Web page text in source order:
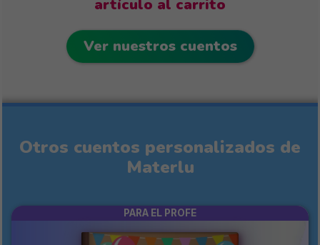
artículo al carrito
Ver nuestros cuentos
Otros cuentos personalizados de
Materlu
PARA EL PROFE